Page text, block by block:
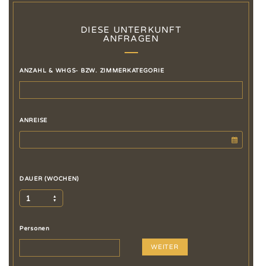
DIESE UNTERKUNFT
ANFRAGEN
ANZAHL & WHGS- BZW. ZIMMERKATEGORIE
ANREISE
DAUER (WOCHEN)
1
Personen
WEITER